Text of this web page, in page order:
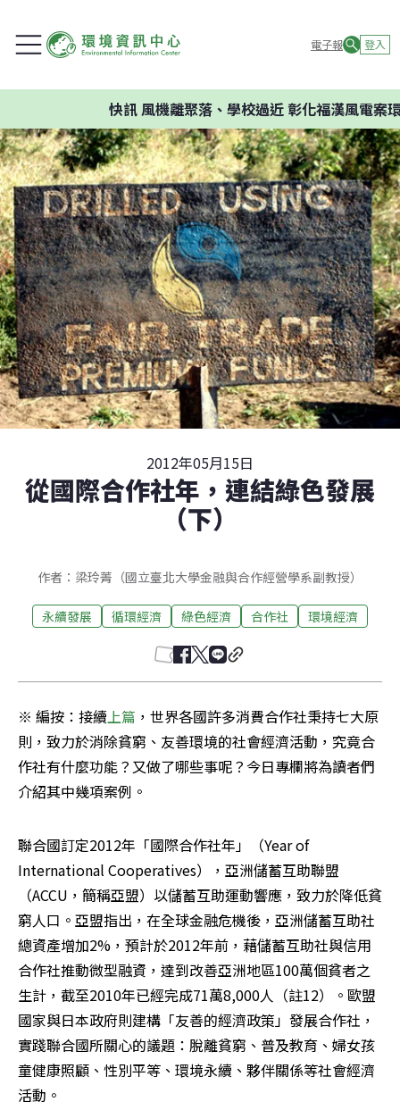
電子報 登入
風機離聚落、學校過近 彰化福漢風電案環委建
2012年05月15日
從國際合作社年，連結綠色發展
（下）
作者：梁玲菁（國立臺北大學金融與合作經營學系副教授）
永續發展 循環經濟 綠色經濟 合作社 環境經濟
※ 編按：接續上篇 ，世界各國許多消費合作社秉持七大原
則，致力於消除貧窮、友善環境的社會經濟活動，究竟合
作社有什麼功能？又做了哪些事呢？今日專欄將為讀者們
介紹其中幾項案例。
聯合國訂定2012年「國際合作社年」（Year of
International Cooperatives），亞洲儲蓄互助聯盟
（ACCU，簡稱亞盟）以儲蓄互助運動響應，致力於降低貧
窮人口。亞盟指出，在全球金融危機後，亞洲儲蓄互助社
總資產增加2%，預計於2012年前，藉儲蓄互助社與信用
合作社推動微型融資，達到改善亞洲地區100萬個貧者之
生計，截至2010年已經完成71萬8,000人（註12）。歐盟
國家與日本政府則建構「友善的經濟政策」發展合作社，
實踐聯合國所關心的議題：脫離貧窮、普及教育、婦女孩
童健康照顧、性別平等、環境永續、夥伴關係等社會經濟
活動。